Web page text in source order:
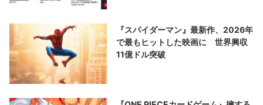
『スパイダーマン』最新作、2026年
で最もヒットした映画に 世界興収
11億ドル突破